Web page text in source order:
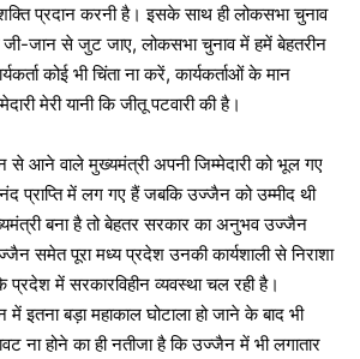
प्रदान करनी है। इसके साथ ही लोकसभा चुनाव
जी-जान से जुट जाए, लोकसभा चुनाव में हमें बेहतरीन
कोई भी चिंता ना करें, कार्यकर्ताओं के मान
मेरी यानी कि जीतू पटवारी की है।
से आने वाले मुख्यमंत्री अपनी जिम्मेदारी को भूल गए
प्राप्ति में लग गए हैं जबकि उज्जैन को उम्मीद थी
बना है तो बेहतर सरकार का अनुभव उज्जैन
समेत पूरा मध्य प्रदेश उनकी कार्यशाली से निराशा
प्रदेश में सरकारविहीन व्यवस्था चल रही है।
इतना बड़ा महाकाल घोटाला हो जाने के बाद भी
ना होने का ही नतीजा है कि उज्जैन में भी लगातार